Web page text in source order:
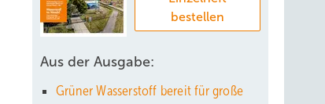
bestellen
Aus der Ausgabe:
Grüner Wasserstoff bereit für große